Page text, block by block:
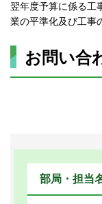
翌年度予算に係る工
業の平準化及び工事
お問い合
部局・担当